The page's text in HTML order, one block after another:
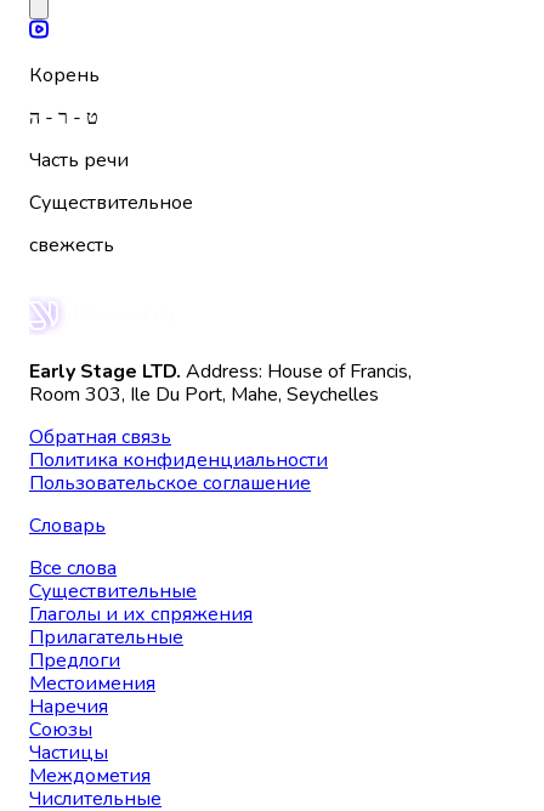
Корень
ט - ר - ה
Часть речи
Существительное
свежесть
Early Stage LTD. Address: House of Francis,
Room 303, Ile Du Port, Mahe, Seychelles
Обратная связь
Политика конфиденциальности
Пользовательское соглашение
Словарь
Все слова
Существительные
Глаголы и их спряжения
Прилагательные
Предлоги
Местоимения
Наречия
Союзы
Частицы
Междометия
Числительные